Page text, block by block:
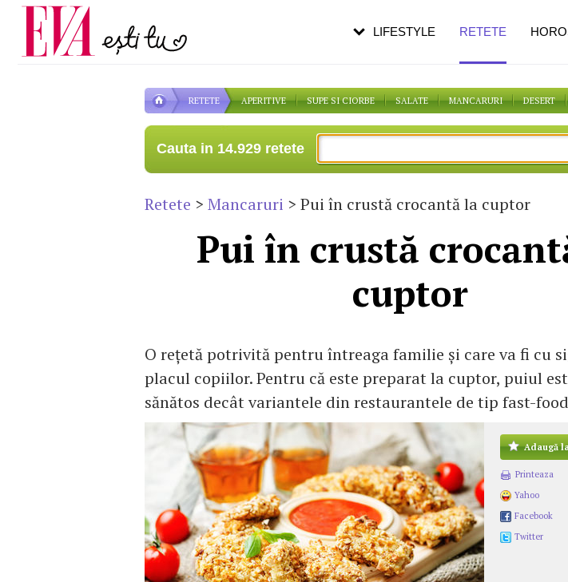
RETETE APERITIVE SUPE SI CIORBE SALATE MANCARURI DESERT
Cauta in 14.929 retete
Retete > Mancaruri > Pui în crustă crocantă la cuptor
Pui în crustă
cuptor
O rețetă potrivită pentru întreaga familie și care va fi cu
placul copiilor. Pentru că este preparat la cuptor, puiul
sănătos decât variantele din restaurantele de tip fast-
Adaugă
Printeaza
Yahoo
Facebook
Twitter
LIFESTYLE RETETE
Carieră
Actualitate